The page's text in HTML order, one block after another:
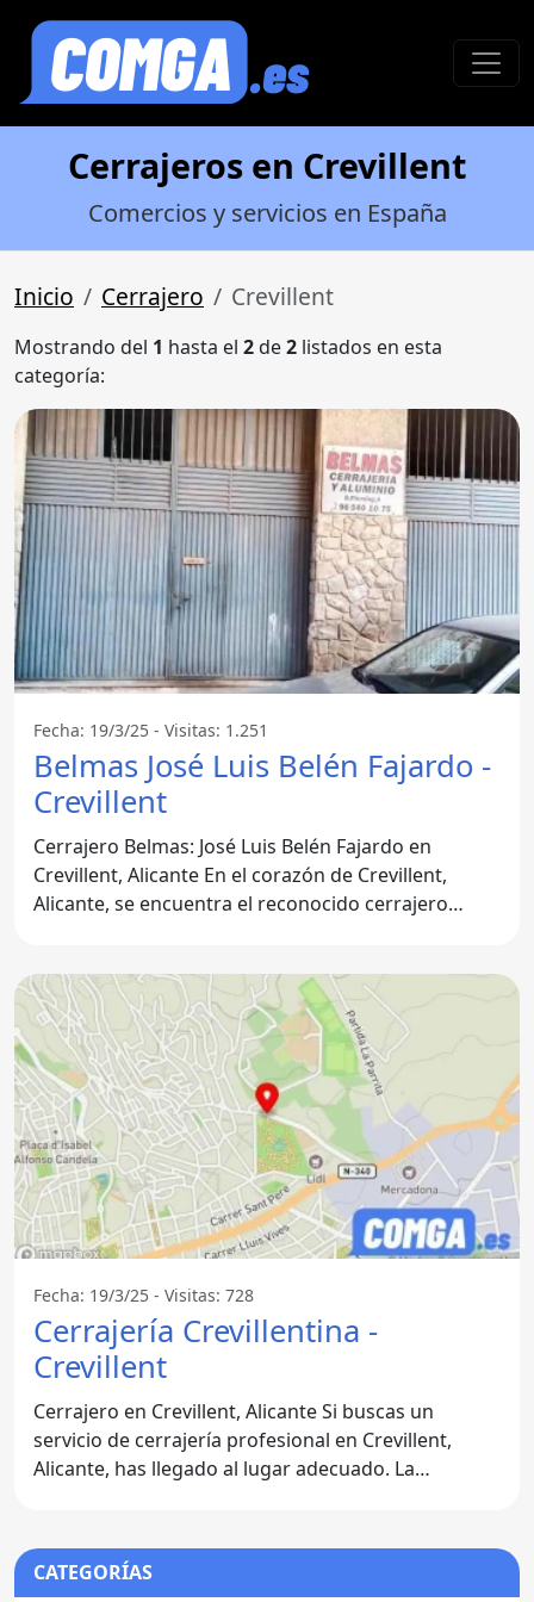
Cerrajeros en Crevillent
Comercios y servicios en España
Inicio Cerrajero Crevillent
Mostrando del 1 hasta el 2de2 listados en esta
categoría:
Fecha: 19/3/25 - Visitas: 1.251
Belmas José Luis Belén Fajardo -
Crevillent
Cerrajero Belmas: José Luis Belén Fajardo en
Crevillent, Alicante En el corazón de Crevillent,
Alicante, se encuentra el reconocido cerrajero
Fecha: 19/3/25 - Visitas: 728
Cerrajería Crevillentina -
Crevillent
Cerrajero en Crevillent, Alicante Si buscas un
servicio de cerrajería profesional en Crevillent,
Alicante, has llegado al lugar adecuado. La
CATEGORÍAS